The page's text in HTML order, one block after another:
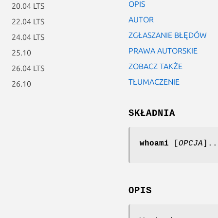
20.04 LTS
22.04 LTS
24.04 LTS
25.10
26.04 LTS
26.10
OPIS
AUTOR
ZGŁASZANIE BŁĘDÓW
PRAWA AUTORSKIE
ZOBACZ TAKŻE
TŁUMACZENIE
SKŁADNIA
whoami OPCJA
OPIS